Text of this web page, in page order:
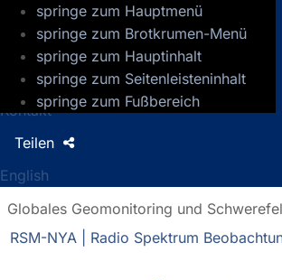
springe zum Hauptmenü
springe zum Brotkrumen-Menü
springe zum Hauptinhalt
springe zum Seitenleisteninhalt
springe zum Fußbereich
GFZ Helmholtz-
Presse
Jobs
Kontakt
English
Teilen
Globales Geomonitoring und
RSM-NYA | Radio Spektrum